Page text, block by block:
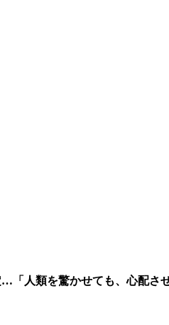
「​​人類を驚かせても、心配させ